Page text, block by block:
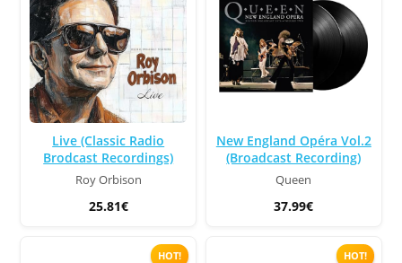
Live (Classic Radio
Brodcast Recordings)
Roy Orbison
25.81€
New England Opéra Vol.2
(Broadcast Recording)
Queen
37.99€
HOT! HOT!